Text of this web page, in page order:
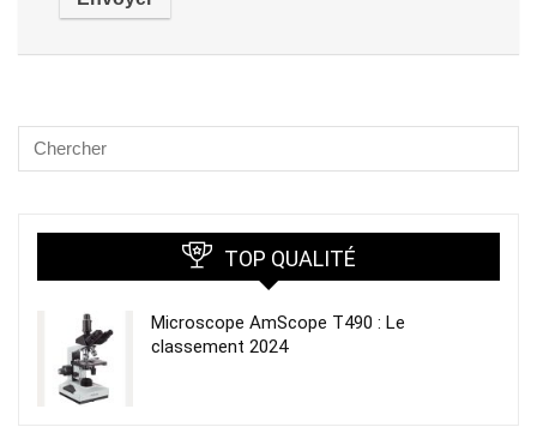
TOP QUALITÉ
Microscope AmScope T490 : Le
classement 2024